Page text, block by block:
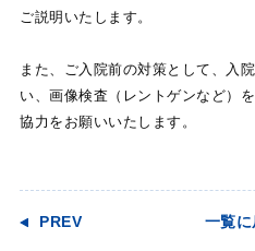
ご説明いたします。
また、ご入院前の対策として、入
い、画像検査（レントゲンなど）
協力をお願いいたします。
PREV 一覧に